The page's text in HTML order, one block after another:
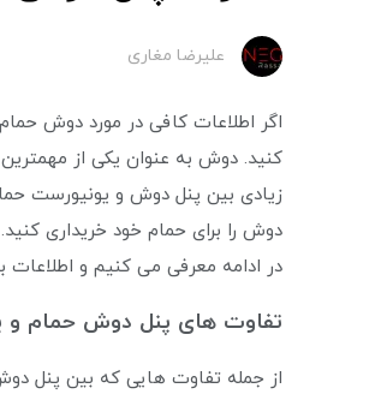
علیرضا مغاری
اگر اطلاعات کافی در مورد دوش
کنید. دوش به عنوان یکی از
زیادی بین پنل دوش و یونیورست
دوش را برای حمام خود خریداری
در ادامه معرفی می ‌کنیم و
تفاوت های پنل دوش حمام و
از جمله تفاوت هایی که بین پنل